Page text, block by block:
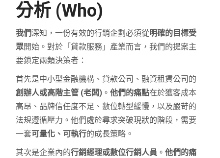
分析 (Who)
我們深知，一份有效的行銷企劃必須從明確的目標受
眾開始。對於「貸款服務」產業而言，我們的提案主
要鎖定兩類決策者：
首先是中小型金融機構、貸款公司、融資租賃公司的
創辦人或高階主管 (老闆) 。他們的痛點在於獲客成本
高昂、品牌信任度不足、數位轉型緩慢，以及嚴苛的
法規遵循壓力。他們處於尋求突破現狀的階段，需要
一套可量化、可執行的成長策略。
其次是企業內的行銷經理或數位行銷人員 。他們的痛